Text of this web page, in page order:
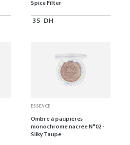
Spice Filter
35 DH
ESSENCE
Ombre à paupières
monochrome nacrée N°02 -
Silky Taupe